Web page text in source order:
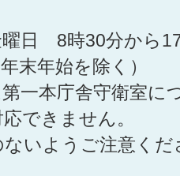
曜日 8時30分から
末年始を除く）
一本庁舎守衛室に
できません。
いようご注意くだ